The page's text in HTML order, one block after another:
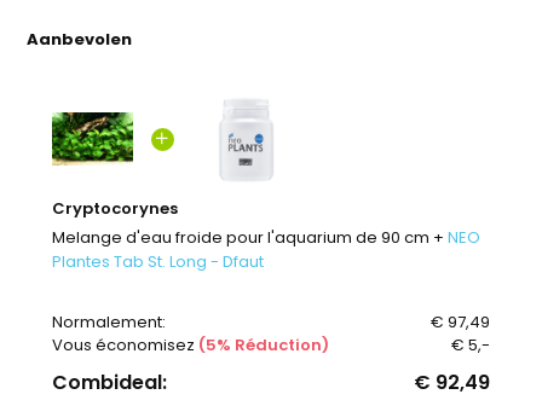
Aanbevolen
Cryptocorynes
Melange d'eau froide pour l'aquarium de 90 cm + NEO
Plantes Tab St. Long - Dfaut
Normalement:
€ 97,49
Vous économisez (5% Réduction) € 5,-
Combideal: € 92,49